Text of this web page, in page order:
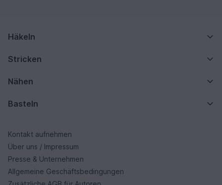
Häkeln
Stricken
Nähen
Basteln
Kontakt aufnehmen
Über uns / Impressum
Presse & Unternehmen
Allgemeine Geschäftsbedingungen